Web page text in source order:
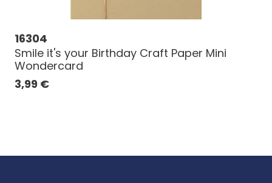
16304
Smile it's your Birthday Craft Paper Mini
Wondercard
3,99 €